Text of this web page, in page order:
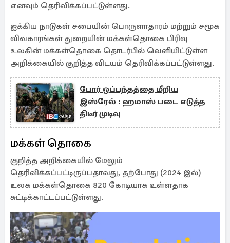
எனவும் தெரிவிக்கப்பட்டுள்ளது.
ஐக்கிய நாடுகள் சபையின் பொருளாதாரம் மற்றும் சமூக
விவகாரங்கள் துறையின் மக்கள்தொகை பிரிவு
உலகின் மக்கள்தொகை தொடர்பில் வெளியிட்டுள்ள
அறிக்கையில் குறித்த விடயம் தெரிவிக்கப்பட்டுள்ளது.
போர் ஒப்பந்தத்தை மீறிய
இஸ்ரேல் : ஹமாஸ் படை எடுத்த
திடீர் முடிவு
மக்கள் தொகை
குறித்த அறிக்கையில் மேலும்
தெரிவிக்கப்பட்டிருப்பதாவது, தற்போது (2024 இல்)
உலக மக்கள்தொகை 820 கோடியாக உள்ளதாக
சுட்டிக்காட்டப்பட்டுள்ளது.